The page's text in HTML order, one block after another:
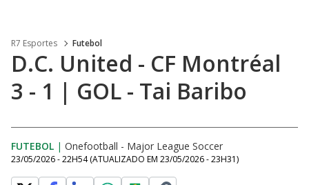
R7 Esportes Futebol
D.C. United - CF Montréal
3 - 1 | GOL - Tai Baribo
FUTEBOL | Onefootball - Major League Soccer
23/05/2026 - 22H54 (ATUALIZADO EM 23/05/2026 - 23H31)